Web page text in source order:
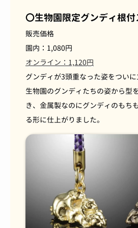
〇生物園限定グンディ根
販売価格
園内：1,080円
オンライン：1,120円
グンディが3頭重なった姿をついに
生物園のグンディたちの姿から型
き、金属製なのにグンディのもち
る形に仕上がりました。